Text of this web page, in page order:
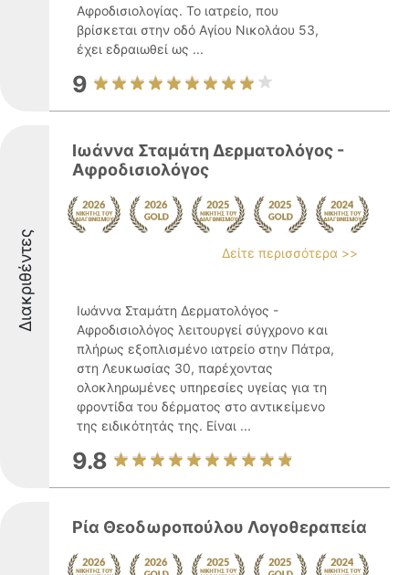
Αφροδισιολογίας. Το ιατρείο, που
βρίσκεται στην οδό Αγίου Νικολάου 53,
έχει εδραιωθεί ως ...
9
Διακριθέντες
Ιωάννα Σταμάτη Δερματολόγος -
Αφροδισιολόγος
Δείτε περισσότερα >>
Ιωάννα Σταμάτη Δερματολόγος -
Αφροδισιολόγος λειτουργεί σύγχρονο και
πλήρως εξοπλισμένο ιατρείο στην Πάτρα,
στη Λευκωσίας 30, παρέχοντας
ολοκληρωμένες υπηρεσίες υγείας για τη
φροντίδα του δέρματος στο αντικείμενο
της ειδικότητάς της. Είναι ...
9.8
Ρία Θεοδωροπούλου Λογοθεραπεία